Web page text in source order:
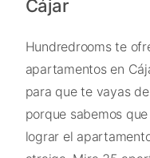
Cájar
Hundredrooms te
apartamentos en
para que te vayas
porque sabemos
lograr el